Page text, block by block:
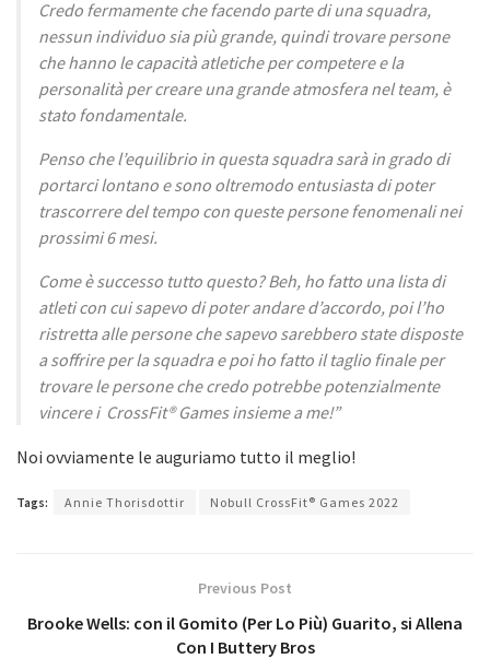
Credo fermamente che facendo parte di una squadra,
nessun individuo sia più grande, quindi trovare persone
che hanno le capacità atletiche per competere e la
personalità per creare una grande atmosfera nel team, è
stato fondamentale.
Penso che l’equilibrio in questa squadra sarà in grado di
portarci lontano e sono oltremodo entusiasta di poter
trascorrere del tempo con queste persone fenomenali nei
prossimi 6 mesi.
Come è successo tutto questo? Beh, ho fatto una lista di
atleti con cui sapevo di poter andare d’accordo, poi l’ho
ristretta alle persone che sapevo sarebbero state disposte
a soffrire per la squadra e poi ho fatto il taglio finale per
trovare le persone che credo potrebbe potenzialmente
vincere i CrossFit® Games insieme a me!”
Noi ovviamente le auguriamo tutto il meglio!
Tags: Annie Thorisdottir Nobull CrossFit® Games 2022
Previous Post
Brooke Wells: con il Gomito (Per Lo Più) Guarito, si Allena
Con I Buttery Bros